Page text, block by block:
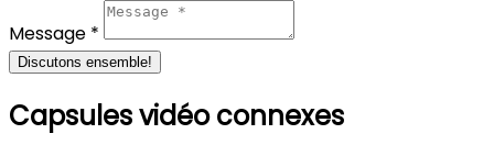
Message *
Discutons ensemble!
Capsules vidéo connexes